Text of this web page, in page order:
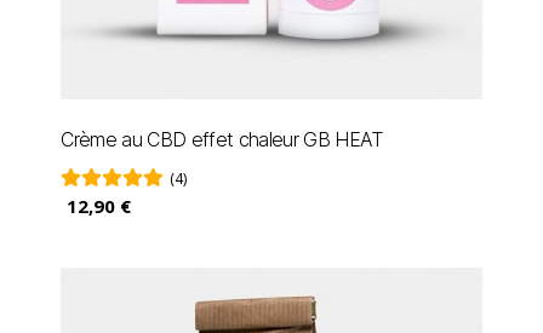
Crème au CBD effet chaleur GB HEAT
(4)
12,90 €